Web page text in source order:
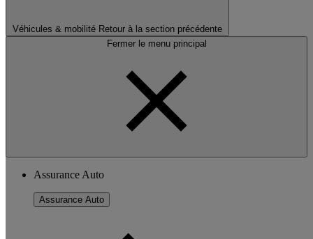
Véhicules & mobilité Retour à la section précédente
Fermer le menu principal
Assurance Auto
Assurance Auto